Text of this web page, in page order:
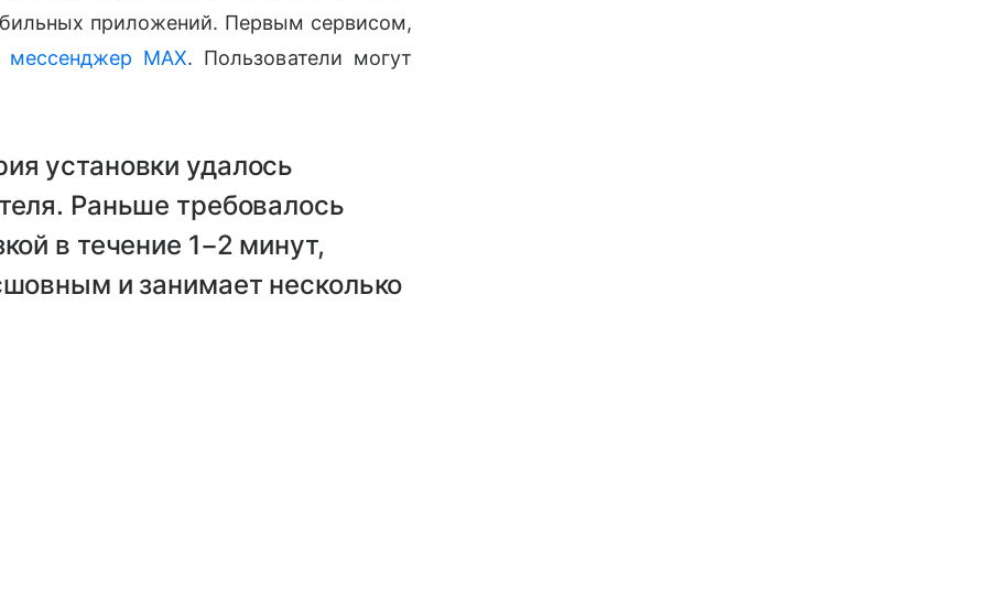
приложений. Первым сервисом,
мессенджер MAX. Пользователи могут
установки удалось
Раньше требовалось
в течение 1−2 минут,
и занимает несколько